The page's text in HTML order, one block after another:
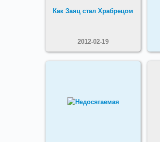
Как Заяц стал Храбрецом
2012-02-19